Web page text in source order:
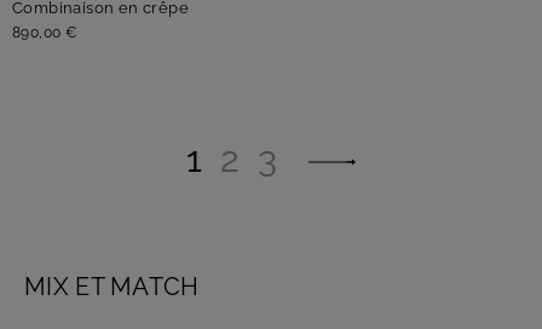
Combinaison en crêpe
890,00 €
1 2 3
MIX ET MATCH